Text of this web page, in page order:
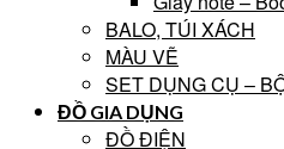
BALO, TÚI XÁCH
MÀU VẼ
SET DỤNG CỤ –
ĐỒ GIA DỤNG
ĐỒ ĐIỆN